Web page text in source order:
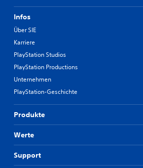
Infos
Über SIE
Karriere
PlayStation Studios
PlayStation Productions
Unternehmen
PlayStation-Geschichte
Produkte
Werte
Support